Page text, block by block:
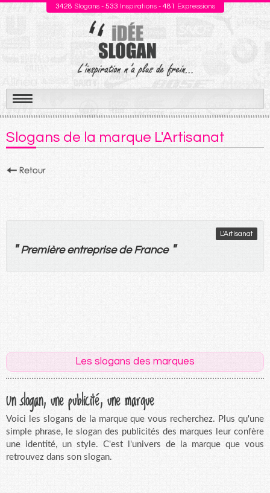
3428 Slogans - 533 Inspirations - 481 Expressions
Aller
au
contenu
Slogans de la marque L'Artisanat
L'Artisanat
" Première entreprise de France "
Les slogans des marques
Un slogan, une publicité, une marque
Voici les slogans de la marque que vous recherchez. Plus qu'une
simple phrase, le slogan des publicités des marques leur confère
une identité, un style. C'est l'univers de la marque que vous
retrouvez dans son slogan.